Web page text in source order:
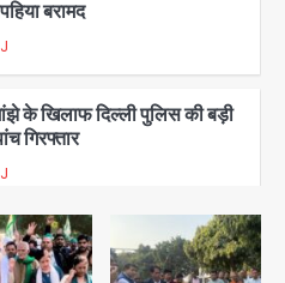
बरामद
के खिलाफ दिल्ली पुलिस की बड़ी
गिरफ्तार
से बैंक खाते खाली करने वाला
साइबर गिरोह पकड़ा, 9 गिरफ्तार